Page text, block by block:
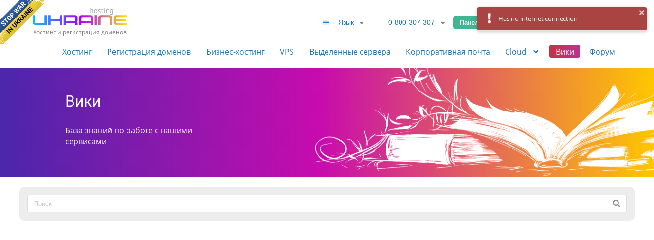
Хостинг и регистрация доменов
Язык 0-800-307-307 Панель управления Вход Регистрация
Хостинг Регистрация доменов Бизнес-хостинг VPS Выделенные сервера Корпоративная почта Cloud Вики Форум
Вики
База знаний по работе с нашими
сервисами
Has no internet connection